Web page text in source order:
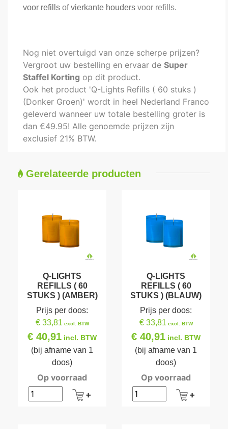
voor refills ofvierkante houders voor refills.
Nog niet overtuigd van onze scherpe prijzen?
Vergroot uw bestelling en ervaar de Super
Staffel Korting op dit product.
Ook het product 'Q-Lights Refills ( 60 stuks )
(Donker Groen)' wordt in heel Nederland Franco
geleverd wanneer uw totale bestelling groter is
dan €49.95! Alle genoemde prijzen zijn
exclusief 21% BTW.
Gerelateerde producten
Q-LIGHTS
REFILLS ( 60
STUKS ) (AMBER)
Prijs per doos:
€ 33,81excl. BTW
€ 40,91 incl. BTW
(bij afname van 1
doos)
Op voorraad
Q-LIGHTS
REFILLS ( 60
STUKS ) (BLAUW)
Prijs per doos:
€ 33,81excl. BTW
€ 40,91 incl. BTW
(bij afname van 1
doos)
Op voorraad